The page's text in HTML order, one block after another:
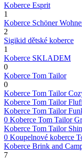
Koberce Esprit
1
Koberce Schöner
2
Sigikid dětské koberce
1
Koberce SKLADEM
0
Koberce Tom Tailor
0
Koberce Tom Tailor
Koberce Tom Tailor
Koberce Tom Tailor
0 Koberce Tom Tailor
Koberce Tom Tailor
0 Koupelnové koberce
Koberce Brink and
7